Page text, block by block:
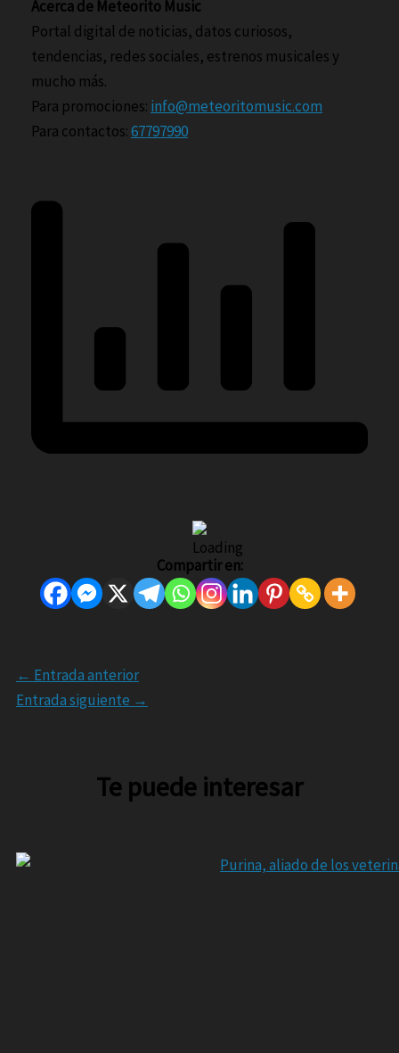
Acerca de Meteorito Music
Portal digital de noticias, datos curiosos,
tendencias, redes sociales, estrenos musicales y
mucho más.
Para promociones: info@meteoritomusic.com
Para contactos:67797990
Compartir en:
← Entrada anterior
Entrada siguiente →
Te puede interesar